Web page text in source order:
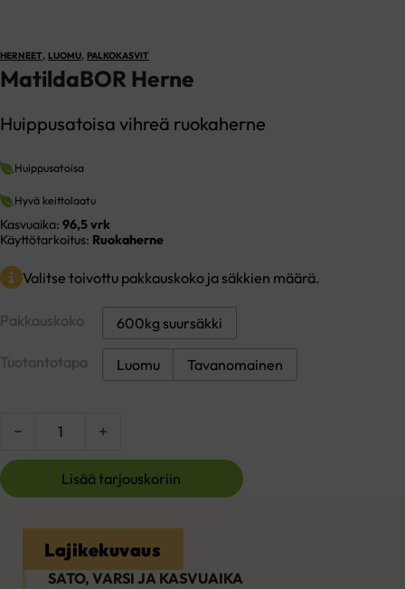
HERNEET, LUOMU, PALKOKASVIT
MatildaBOR Herne
Huippusatoisa vihreä ruokaherne
Huippusatoisa
Hyvä keittolaatu
Kasvuaika: 96,5 vrk
Käyttötarkoitus: Ruokaherne
Valitse toivottu pakkauskoko ja säkkien määrä.
Pakkauskoko 600kg suursäkki
Tuotantotapa Luomu Tavanomainen
Lisää tarjouskoriin
Lajikekuvaus
SATO, VARSI JA KASVUAIKA